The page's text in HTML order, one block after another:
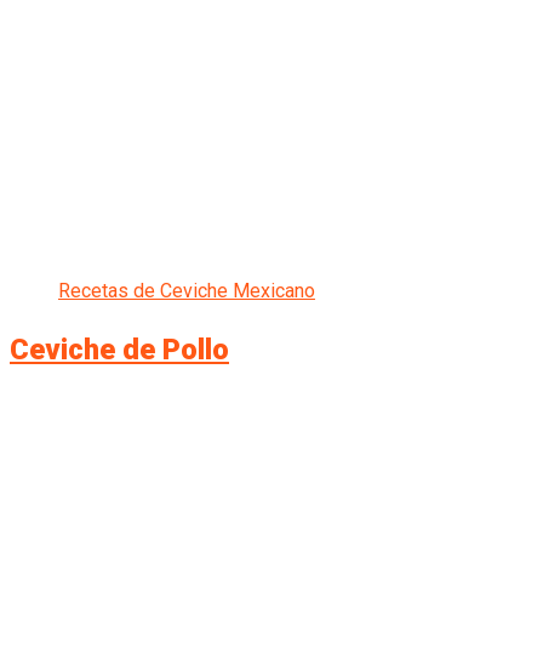
Recetas de Ceviche Mexicano
Ceviche de Pollo